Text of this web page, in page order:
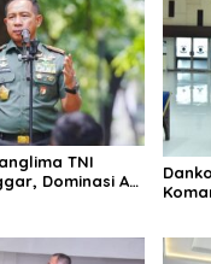
TNI
Dominasi AD